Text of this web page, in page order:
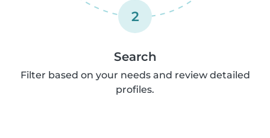
2
Search
Filter based on your needs and review detailed
profiles.